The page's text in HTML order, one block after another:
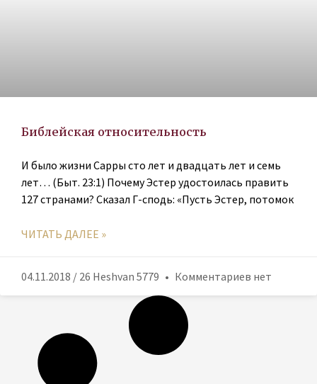
Библейская относительность
И было жизни Сарры сто лет и двадцать лет и семь
лет… (Быт. 23:1) Почему Эстер удостоилась править
127 странами? Сказал Г-сподь: «Пусть Эстер, потомок
ЧИТАТЬ ДАЛЕЕ »
04.11.2018 / 26 Heshvan 5779 Комментариев нет